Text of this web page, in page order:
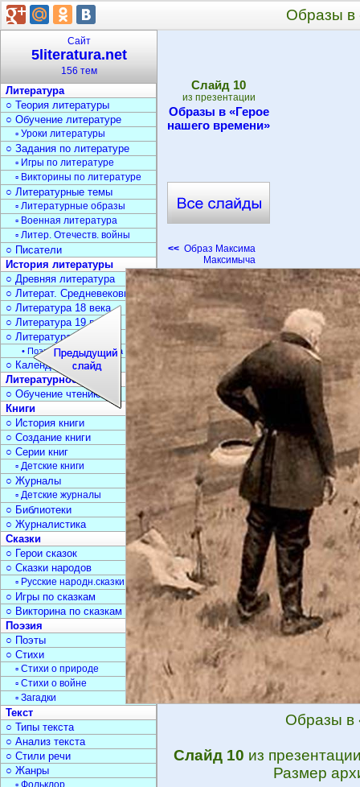
Образы в
Cлайд 10
из презентации
Образы в «Герое
нашего времени»
<< Образ Максима
Максимыча
Образы в
Слайд 10 из
Размер
Сайт
5literatura.net
156 тем
Литература
○ Теория литературы
○ Обучение литературе
▫ Уроки литературы
○ Задания по литературе
▫ Игры по литературе
▫ Викторины по литературе
○ Литературные темы
▫ Литературные образы
▫ Военная литература
▫ Литер. Отечеств. войны
○ Писатели
История литературы
○ Древняя литература
○ Литерат. Средневековья
○ Литература 18 века
○ Литература 19 века
○ Литература 20 века
• Поэзия Серебрян. века
○ Календарь дат
Литературное чтение
○ Обучение чтению
Книги
○ История книги
○ Создание книги
○ Серии книг
▫ Детские книги
○ Журналы
▫ Детские журналы
○ Библиотеки
○ Журналистика
Сказки
○ Герои сказок
○ Сказки народов
▫ Русские народн.сказки
○ Игры по сказкам
○ Викторина по сказкам
Поэзия
○ Поэты
○ Стихи
▫ Стихи о природе
▫ Стихи о войне
▫ Загадки
Текст
○ Типы текста
○ Анализ текста
○ Стили речи
○ Жанры
▫ Фольклор